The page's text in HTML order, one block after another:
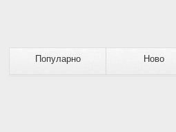
Популарно Ново